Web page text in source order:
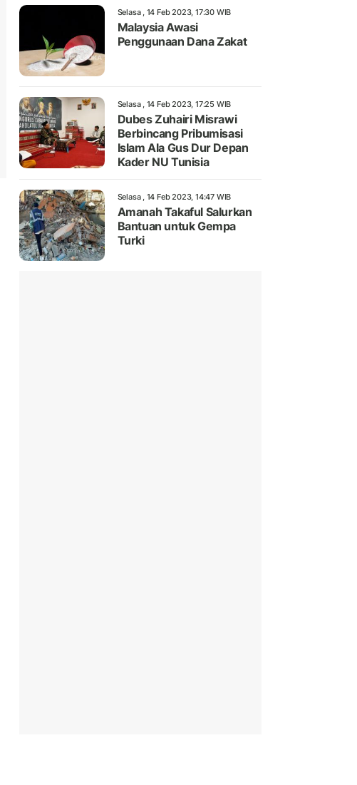
Selasa , 14 Feb 2023, 17:30 WIB
Malaysia Awasi
Penggunaan Dana Zakat
Selasa , 14 Feb 2023, 17:25 WIB
Dubes Zuhairi Misrawi
Berbincang Pribumisasi
Islam Ala Gus Dur Depan
Kader NU Tunisia
Selasa , 14 Feb 2023, 14:47 WIB
Amanah Takaful Salurkan
Bantuan untuk Gempa
Turki